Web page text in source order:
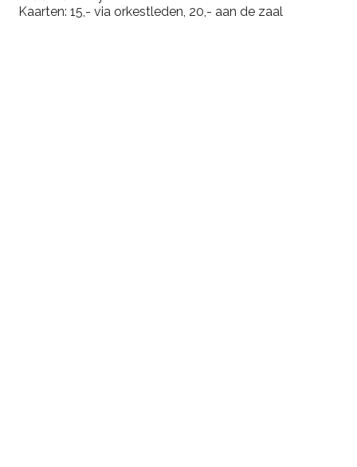
Kaarten: 15,- via orkestleden, 20,- aan de zaal